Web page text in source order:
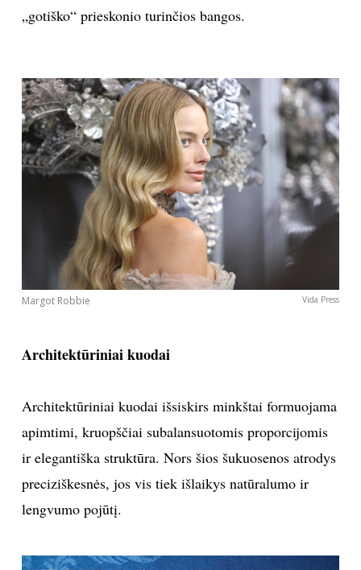
„gotiško“ prieskonio turinčios bangos.
Margot Robbie Vida Press
Architektūriniai kuodai
Architektūriniai kuodai išsiskirs minkštai formuojama
apimtimi, kruopščiai subalansuotomis proporcijomis
ir elegantiška struktūra. Nors šios šukuosenos atrodys
preciziškesnės, jos vis tiek išlaikys natūralumo ir
lengvumo pojūtį.